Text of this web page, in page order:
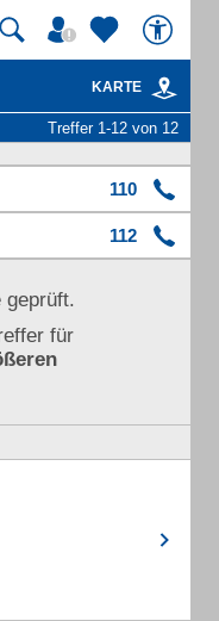
KARTE
Treffer 1-12 von 12
110
112
geprüft.
für